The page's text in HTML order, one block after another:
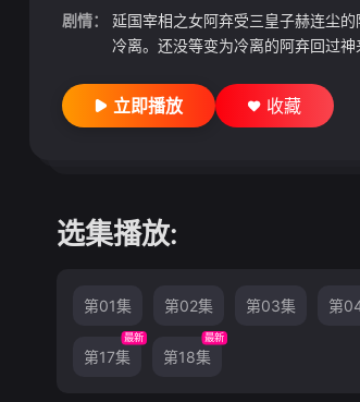
剧情：
延国宰相之女阿弃受三皇子赫连尘
冷离。还没等变为冷离的阿弃回过
立即播放 收藏
选集播放:
第01集 第02集 第03集 第
第17集
最新
第18集
最新